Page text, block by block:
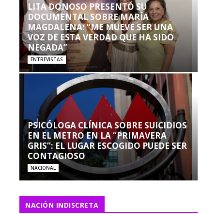
LITA DONOSO PRESENTÓ SU
DOCUMENTAL SOBRE MARÍA
MAGDALENA: “ME MUEVE SER UNA
VOZ DE ESTA VERDAD QUE HA SIDO
NEGADA”
ENTREVISTAS
PSICÓLOGA CLÍNICA SOBRE SUICIDIOS
EN EL METRO EN LA “PRIMAVERA
GRIS”: EL LUGAR ESCOGIDO PUEDE SER
CONTAGIOSO
NACIONAL
NACIÓN INDISCRETA